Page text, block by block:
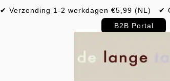
✔ Verzending 1-2 werkdagen €5,99 (NL) ✔
B2B Portal